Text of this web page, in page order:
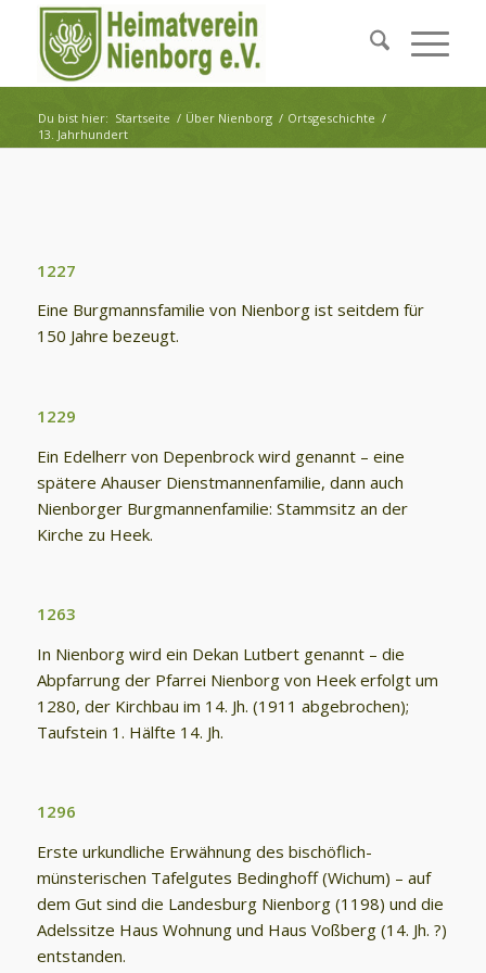
Du bist hier: Startseite / Über Nienborg / Ortsgeschichte /
13. Jahrhundert
1227
Eine Burgmannsfamilie von Nienborg ist seitdem für
150 Jahre bezeugt.
1229
Ein Edelherr von Depenbrock wird genannt – eine
spätere Ahauser Dienstmannenfamilie, dann auch
Nienborger Burgmannenfamilie: Stammsitz an der
Kirche zu Heek.
1263
In Nienborg wird ein Dekan Lutbert genannt – die
Abpfarrung der Pfarrei Nienborg von Heek erfolgt um
1280, der Kirchbau im 14. Jh. (1911 abgebrochen);
Taufstein 1. Hälfte 14. Jh.
1296
Erste urkundliche Erwähnung des bischöflich-
münsterischen Tafelgutes Bedinghoff (Wichum) – auf
dem Gut sind die Landesburg Nienborg (1198) und die
Adelssitze Haus Wohnung und Haus Voßberg (14. Jh. ?)
entstanden.